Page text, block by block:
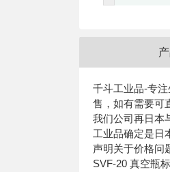
千斗工业品-专
售，如有需要可
我们公司再日本
工业品确定是日
声明关于价格问
SVF-20 真空瓶